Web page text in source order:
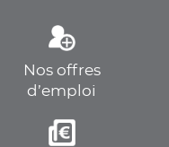
Nos offres
d’emploi